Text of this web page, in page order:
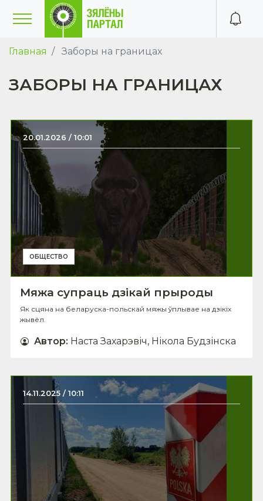
Главная Заборы на границах
ЗАБОРЫ НА ГРАНИЦАХ
20.01.2026 / 10:01
ОБЩЕСТВО
Мяжа супраць дзікай прыроды
Як сцяна на беларуска-польскай мяжы ўплывае на дзікіх
жывёл.
Автор: Наста Захарэвіч, Нікола Будзінска
14.11.2025 / 10:11